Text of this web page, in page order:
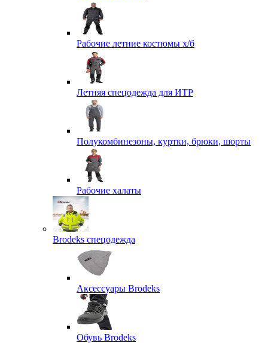
Рабочие летние костюмы х/б
Летняя спецодежда для ИТР
Полукомбинезоны, куртки, брюки, шорты
Рабочие халаты
Brodeks спецодежда
Аксессуары Brodeks
Обувь Brodeks